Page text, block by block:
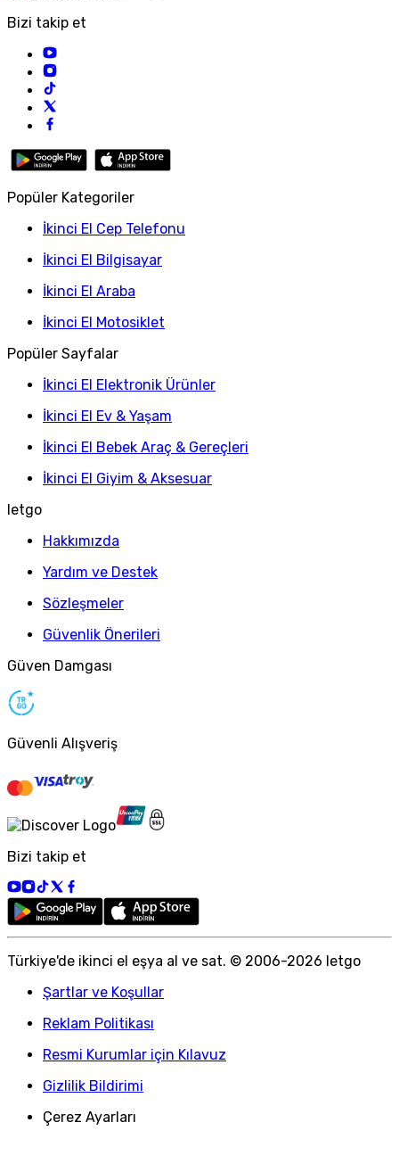
Bizi takip et
Popüler Kategoriler
İkinci El Cep Telefonu
İkinci El Bilgisayar
İkinci El Araba
İkinci El Motosiklet
Popüler Sayfalar
İkinci El Elektronik Ürünler
İkinci El Ev & Yaşam
İkinci El Bebek Araç & Gereçleri
İkinci El Giyim & Aksesuar
letgo
Hakkımızda
Yardım ve Destek
Sözleşmeler
Güvenlik Önerileri
Güven Damgası
Güvenli Alışveriş
Bizi takip et
Türkiye'de ikinci el eşya al ve sat. © 2006-2026 letgo
Şartlar ve Koşullar
Reklam Politikası
Resmi Kurumlar için Kılavuz
Gizlilik Bildirimi
Çerez Ayarları